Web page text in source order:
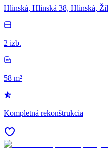
Hlinská, Hlinská 38, Hlinská,
2 izb.
58 m²
Kompletná rekonštrukcia